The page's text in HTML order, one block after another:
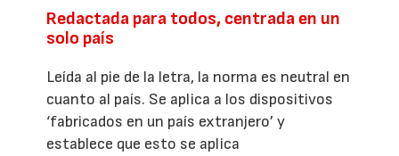
Redactada para todos, centrada en un
solo país
Leída al pie de la letra, la norma es neutral en
cuanto al país. Se aplica a los dispositivos
‘fabricados en un país extranjero’ y
establece que esto se aplica